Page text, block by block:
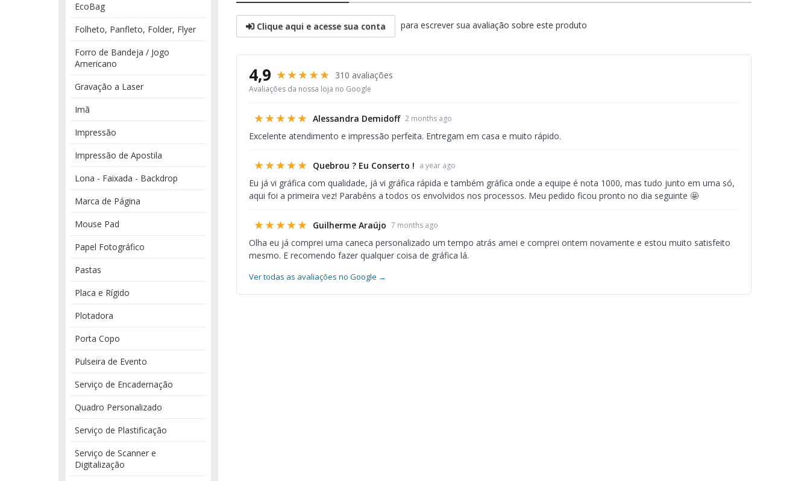
EcoBag
Folheto, Panfleto, Folder, Flyer
Forro de Bandeja / Jogo
Americano
Gravação a Laser
Imã
Impressão
Impressão de Apostila
Lona - Faixada - Backdrop
Marca de Página
Mouse Pad
Papel Fotográfico
Pastas
Placa e Rígido
Plotadora
Porta Copo
Pulseira de Evento
Serviço de Encadernação
Quadro Personalizado
Serviço de Plastificação
Serviço de Scanner e
Digitalização
Clique aqui e acesse sua conta para escrever sua avaliação sobre este produto
4,9 ★★★★★ 310 avaliações
Avaliações da nossa loja no Google
★★★★★ Alessandra Demidoff 2 months ago
Excelente atendimento e impressão perfeita. Entregam em casa e muito rápido.
★★★★★ Quebrou ? Eu Conserto ! a year ago
Eu já vi gráfica com qualidade, já vi gráfica rápida e também gráfica onde a equipe é nota 1000, mas tudo junto em uma só,
aqui foi a primeira vez! Parabéns a todos os envolvidos nos processos. Meu pedido ficou pronto no dia seguinte 🤩
★★★★★ Guilherme Araújo 7 months ago
Olha eu já comprei uma caneca personalizado um tempo atrás amei e comprei ontem novamente e estou muito satisfeito
mesmo. E recomendo fazer qualquer coisa de gráfica lá.
Ver todas as avaliações no Google →